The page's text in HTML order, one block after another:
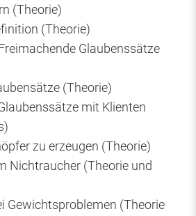
(Theorie)
(Theorie)
Glaubenssätze
(Theorie)
mit Klienten
zu erzeugen (Theorie)
Nichtraucher (Theorie und
Gewichtsproblemen (Theorie